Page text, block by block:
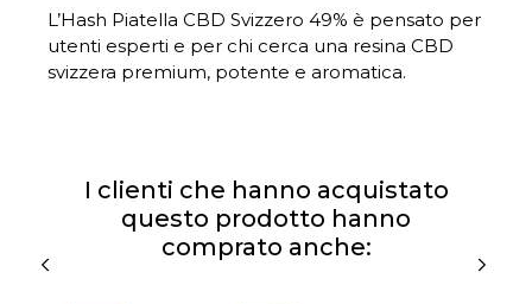
L’Hash Piatella CBD Svizzero 49% è pensato per
utenti esperti e per chi cerca una resina CBD
svizzera premium, potente e aromatica.
I clienti che hanno acquistato
questo prodotto hanno
comprato anche: